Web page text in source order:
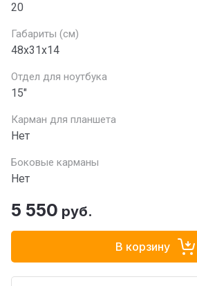
20
Габариты (см)
48х31х14
Отдел для ноутбука
15"
Карман для планшета
Нет
Боковые карманы
Нет
5 550 руб.
В корзину